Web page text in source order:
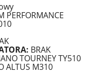
PERFORMANCE
BRAK
TOURNEY TY510
ALTUS M310